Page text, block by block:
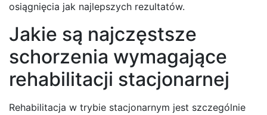
osiągnięcia jak najlepszych rezultatów.
Jakie są najczęstsze
schorzenia wymagające
rehabilitacji stacjonarnej
Rehabilitacja w trybie stacjonarnym jest szczególnie